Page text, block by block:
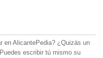
en AlicantePedia? ¿Quizás un
escribir tú mismo su